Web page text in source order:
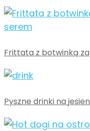
Frittata z botwinką
Pyszne drinki na